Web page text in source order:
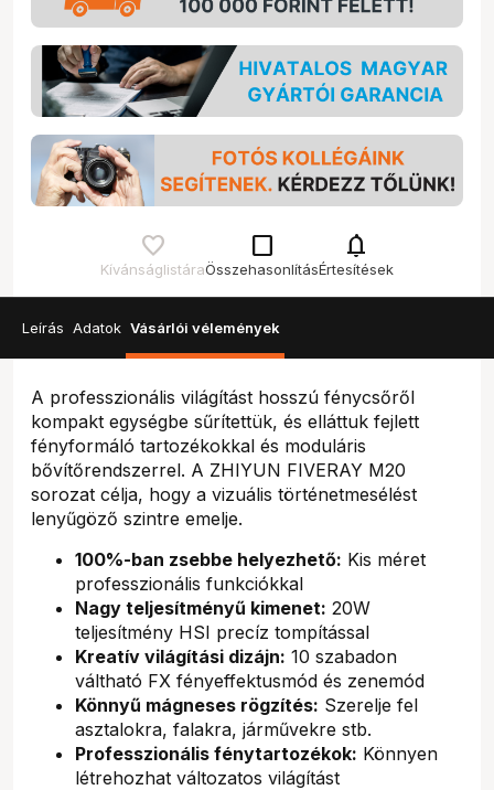
Kívánságlistára
check_box_outline_blank
Összehasonlítás
notifications
Értesítések
Leírás Adatok Vásárlói vélemények
A professzionális világítást hosszú fénycsőről
kompakt egységbe sűrítettük, és elláttuk fejlett
fényformáló tartozékokkal és moduláris
bővítőrendszerrel. A ZHIYUN FIVERAY M20
sorozat célja, hogy a vizuális történetmesélést
lenyűgöző szintre emelje.
100%-ban zsebbe helyezhető: Kis méret
professzionális funkciókkal
Nagy teljesítményű kimenet: 20W
teljesítmény HSI precíz tompítással
Kreatív világítási dizájn: 10 szabadon
váltható FX fényeffektusmód és zenemód
Könnyű mágneses rögzítés: Szerelje fel
asztalokra, falakra, járművekre stb.
Professzionális fénytartozékok: Könnyen
létrehozhat változatos világítást